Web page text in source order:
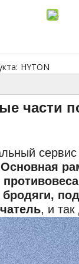
HYTON
части
Основная
, и